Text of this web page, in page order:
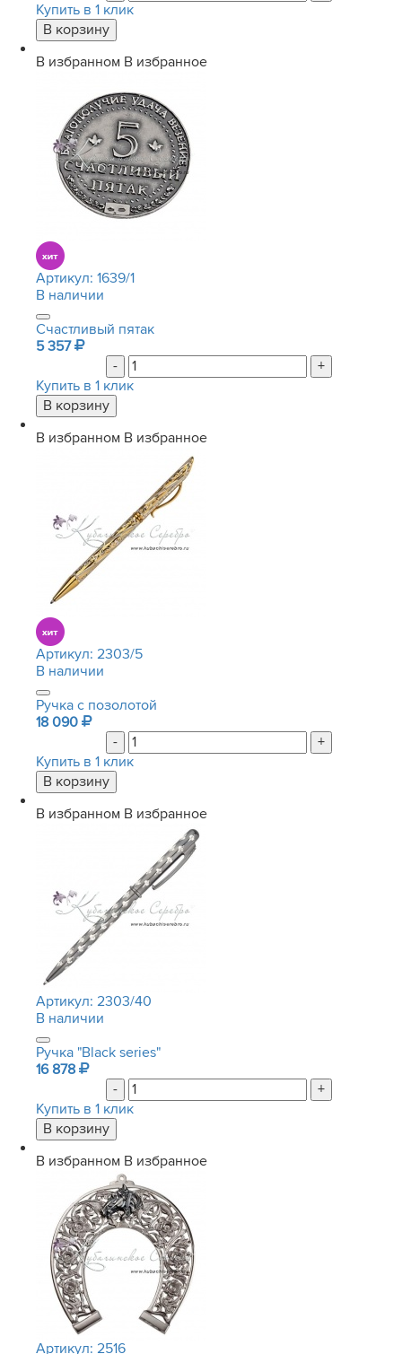
Купить в 1 клик
В избранном В избранное
Артикул: 1639/1
В наличии
Счастливый пятак
5 357
-
+
Купить в 1 клик
В избранном В избранное
Артикул: 2303/5
В наличии
Ручка с позолотой
18 090
-
+
Купить в 1 клик
В избранном В избранное
Артикул: 2303/40
В наличии
Ручка "Black series"
16 878
-
+
Купить в 1 клик
В избранном В избранное
Артикул: 2516